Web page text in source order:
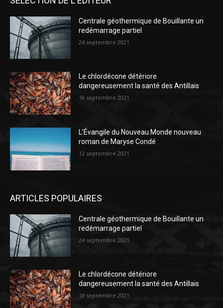
Centrale géothermique de Bouillante un
redémarrage partiel
24 septembre 2021
Le chlordécone détériore
dangereusement la santé des Antillais
18 septembre 2021
L’Évangile du Nouveau Monde nouveau
roman de Maryse Condé
12 septembre 2021
ARTICLES POPULAIRES
Centrale géothermique de Bouillante un
redémarrage partiel
24 septembre 2021
Le chlordécone détériore
dangereusement la santé des Antillais
18 septembre 2021